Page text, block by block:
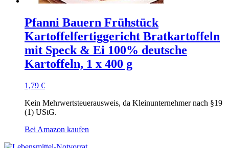
Pfanni Bauern Frühstück
Kartoffelfertiggericht Bratkartoffeln
mit Speck & Ei 100% deutsche
Kartoffeln, 1 x 400 g
1,79 €
Kein Mehrwertsteuerausweis, da Kleinunternehmer nach §19
(1) UStG.
Bei Amazon kaufen